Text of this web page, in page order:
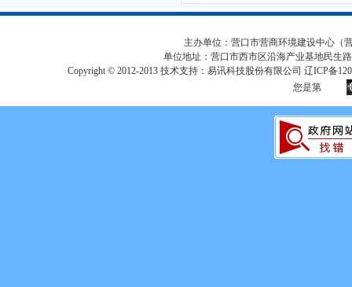
主办单位：营口市营商环境建设中心（
单位地址：营口市西市区沿海产业基地民生
Copyright © 2012-2013 技术支持：易讯科技股份有限公司 辽ICP备
您是第